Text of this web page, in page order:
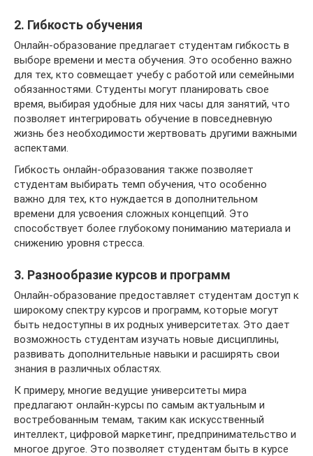
2. Гибкость обучения
Онлайн-образование предлагает студентам гибкость в
выборе времени и места обучения. Это особенно важно
для тех, кто совмещает учебу с работой или семейными
обязанностями. Студенты могут планировать свое
время, выбирая удобные для них часы для занятий, что
позволяет интегрировать обучение в повседневную
жизнь без необходимости жертвовать другими важными
аспектами.
Гибкость онлайн-образования также позволяет
студентам выбирать темп обучения, что особенно
важно для тех, кто нуждается в дополнительном
времени для усвоения сложных концепций. Это
способствует более глубокому пониманию материала и
снижению уровня стресса.
3. Разнообразие курсов и программ
Онлайн-образование предоставляет студентам доступ к
широкому спектру курсов и программ, которые могут
быть недоступны в их родных университетах. Это дает
возможность студентам изучать новые дисциплины,
развивать дополнительные навыки и расширять свои
знания в различных областях.
К примеру, многие ведущие университеты мира
предлагают онлайн-курсы по самым актуальным и
востребованным темам, таким как искусственный
интеллект, цифровой маркетинг, предпринимательство и
многое другое. Это позволяет студентам быть в курсе